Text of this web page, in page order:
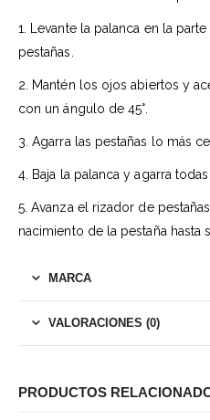
1. Levante la palanca en la
pestañas.
2. Mantén los ojos abiertos y
con un ángulo de 45°.
3. Agarra las pestañas lo más
4. Baja la palanca y agarra todas
5. Avanza el rizador de
nacimiento de la pestaña hasta
MARCA
VALORACIONES (0)
PRODUCTOS